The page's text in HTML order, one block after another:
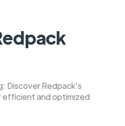
Discover Redpack's
and optimized